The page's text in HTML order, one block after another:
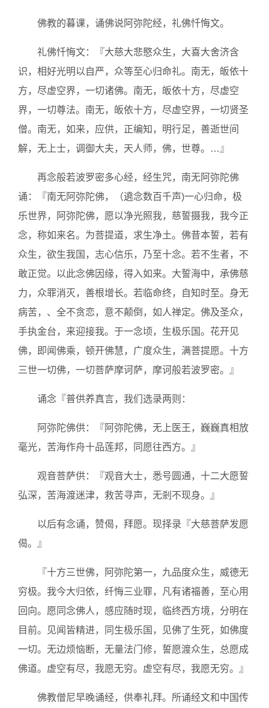
佛教的暮课，诵佛说阿弥陀经，礼佛忏悔文。
礼佛忏悔文：『大慈大悲愍众生，大喜大舍济含
识，相好光明以自严，众等至心归命礼。南无，皈依十
方，尽虚空界，一切诸佛。南无，皈依十方，尽虚空
界，一切尊法。南无，皈依十方，尽虚空界，一切贤圣
僧。南无，如来，应供，正编知，明行足，善逝世间
解，无上士，调御大夫，天人师，佛，世尊。…』
再念般若波罗密多心经，经生咒，南无阿弥陀佛
诵：『南无阿弥陀佛，（遶念数百千声)一心归命，极
乐世界，阿弥陀佛，愿以净光照我，慈誓摄我，我今正
念，称如来名。为菩提道，求生净土。佛昔本誓，若有
众生，欲生我国，志心信乐，乃至十念。若不生者，不
敢正觉。以此念佛因缘，得入如来。大誓海中，承佛慈
力，众罪消灭，善根增长。若临命终，自知时至。身无
病苦，、全不贪恋，意不颠倒，如人禅定。佛及圣众，
手执金台，来迎接我。于一念顷，生极乐国。花开见
佛，即闻佛乘，顿开佛慧，广度众生，满菩提愿。十方
三世一切佛，一切菩萨摩诃萨，摩诃般若波罗密。』
诵念『普供养真言，我们选录两则：
阿弥陀佛供：『阿弥陀佛，无上医王，巍巍真相放
毫光，苦海作舟十品莲邦，同愿往西方。』
观音菩萨供：『观音大士，悉号圆通，十二大愿誓
弘深，苦海渡迷津，救苦寻声，无剎不现身。』
以后有念诵，赞偈，拜愿。现择录『大慈菩萨发愿
偈。』
『十方三世佛，阿弥陀第一，九品度众生，威德无
穷极。我今大归依，纤悔三业罪，凡有诸福善，至心用
回向。愿同念佛人，感应随时现，临终西方境，分明在
目前。见闻皆精进，同生极乐国，见佛了生死，如佛度
一切。无边烦恼断，无量法门修，誓愿渡众生，总愿成
佛道。虚空有尽，我愿无穷。虚空有尽，我愿无穷。』
佛教僧尼早晚诵经，供奉礼拜。所诵经文和中国传